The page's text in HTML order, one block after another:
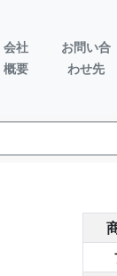
会社
概要
お問い合
わせ先